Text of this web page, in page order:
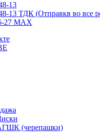
13
13 ТДК (Отправкв во все
27 МАХ
(черепашки)